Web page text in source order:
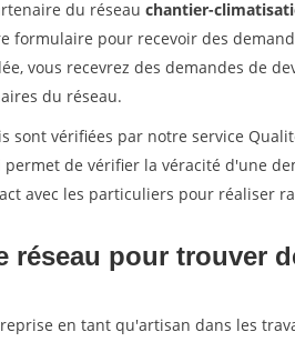
du réseau chantier-
formulaire pour recevoir des
vous recevrez des demandes de
du réseau.
sont vérifiées par notre service
de vérifier la véracité d'une
avec les particuliers pour réaliser
réseau pour trouver
en tant qu'artisan dans les